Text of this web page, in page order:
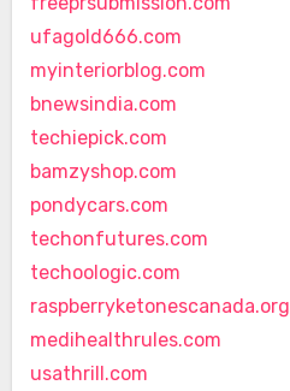
ufagold666.com
myinteriorblog.com
bnewsindia.com
techiepick.com
bamzyshop.com
pondycars.com
techonfutures.com
techoologic.com
raspberryketonescanada.org
medihealthrules.com
usathrill.com